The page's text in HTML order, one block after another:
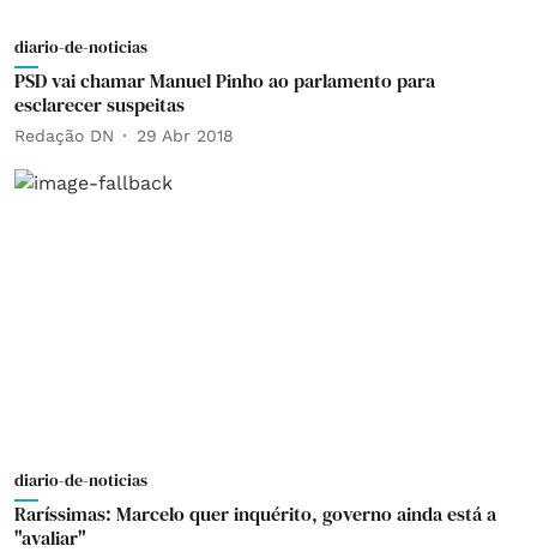
diario-de-noticias
PSD vai chamar Manuel Pinho ao parlamento para
esclarecer suspeitas
Redação DN 29 Abr 2018
diario-de-noticias
Raríssimas: Marcelo quer inquérito, governo ainda está a
"avaliar"